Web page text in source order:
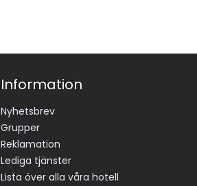
Information
Nyhetsbrev
Grupper
Reklamation
Lediga tjänster
Lista över alla våra hotell